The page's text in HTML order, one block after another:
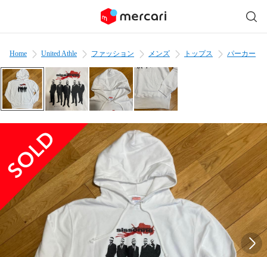
Home United Athle ファッション メンズ トップス パーカー